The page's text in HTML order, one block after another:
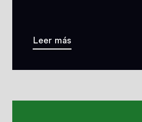
Leer más